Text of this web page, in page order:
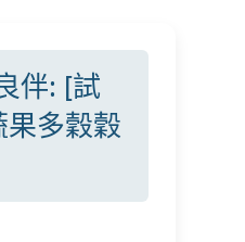
伴: [試
果多穀穀